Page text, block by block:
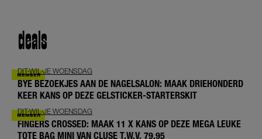
deals
DIT-WIL-JE WOENSDAG
BYE BEZOEKJES AAN DE NAGELSALON: MAAK DRIEHONDERD
KEER KANS OP DEZE GELSTICKER-STARTERSKIT
DIT-WIL-JE WOENSDAG
FINGERS CROSSED: MAAK 11 X KANS OP DEZE MEGA LEUKE
TOTE BAG MINI VAN CLUSE T.W.V. 79,95